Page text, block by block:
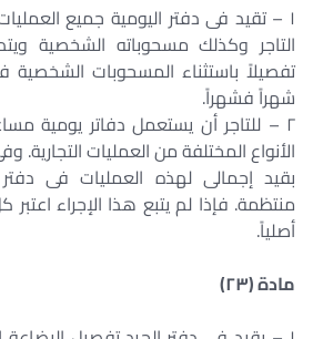
١ – تقيد فى دفتر اليومية جميع
التاجر وكذلك مسحوباته الشخصية
تفصيلاً باستثناء المسحوبات الشخصية
شهراً فشهراً.
٢ – للتاجر أن يستعمل دفاتر يومية
الأنواع المختلفة من العمليات
بقيد إجمالى لهذه العمليات فى
منتظمة. فإذا لم يتبع هذا الإجراء
أصلياً.
مادة (٢٣)